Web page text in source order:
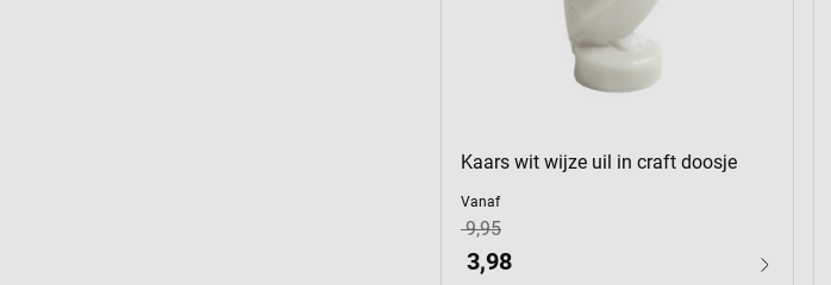
Kaars wit wijze uil in craft doosje
Vanaf
3,98
9,95